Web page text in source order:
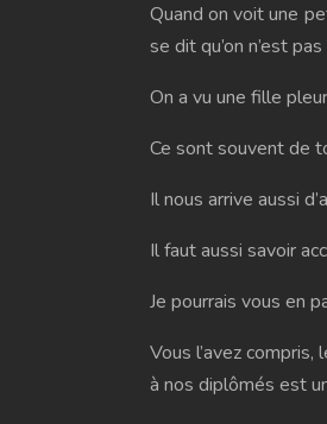
Quand on voit une
se dit qu’on n’est
On a vu une fille
Ce sont souvent de
Il nous arrive aussi
Il faut aussi savoir
Je pourrais vous en
Vous l’avez
à nos diplômés est